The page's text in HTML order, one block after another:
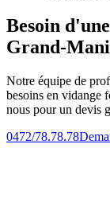
Besoin
Grand-
Notre équipe de
besoins en vidange
nous pour un devis
0472/78.78.78